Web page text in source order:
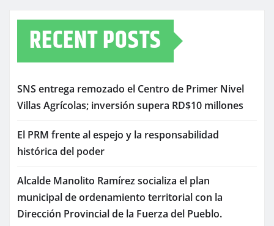
RECENT POSTS
SNS entrega remozado el Centro de Primer Nivel
Villas Agrícolas; inversión supera RD$10 millones
El PRM frente al espejo y la responsabilidad
histórica del poder
Alcalde Manolito Ramírez socializa el plan
municipal de ordenamiento territorial con la
Dirección Provincial de la Fuerza del Pueblo.